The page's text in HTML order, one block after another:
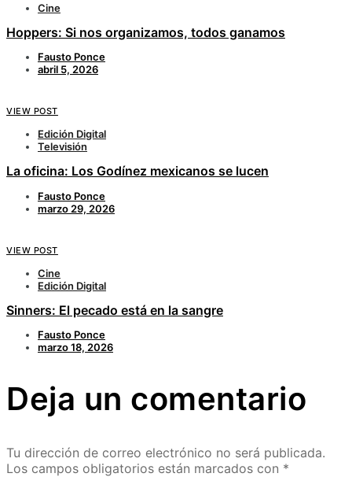
Cine
Hoppers: Si nos organizamos, todos ganamos
Fausto Ponce
abril 5, 2026
VIEW POST
Edición Digital
Televisión
La oficina: Los Godínez mexicanos se lucen
Fausto Ponce
marzo 29, 2026
VIEW POST
Cine
Edición Digital
Sinners: El pecado está en la sangre
Fausto Ponce
marzo 18, 2026
Deja un comentario
Tu dirección de correo electrónico no será publicada.
Los campos obligatorios están marcados con *